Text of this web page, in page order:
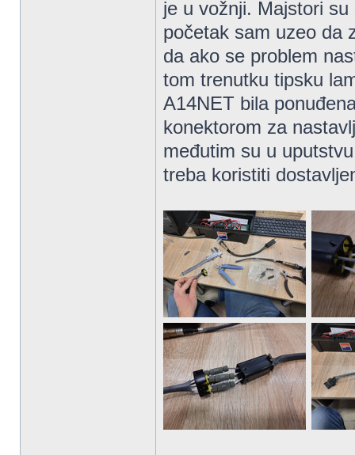
je u vožnji. Majstori
početak sam uzeo da
da ako se problem
tom trenutku tipsku
A14NET bila
konektorom za
međutim su u
treba koristiti